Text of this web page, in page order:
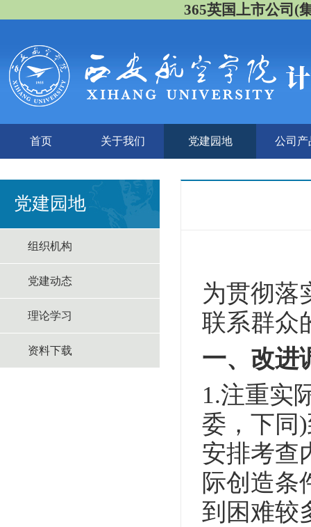
365英国上市公司(
首页 关于我们 党建园地 公司产
党建园地
组织机构
党建动态
理论学习
资料下载
为贯彻落
联系群众
一、改进
1.注重实
委，下同
安排考查
际创造条
到困难较